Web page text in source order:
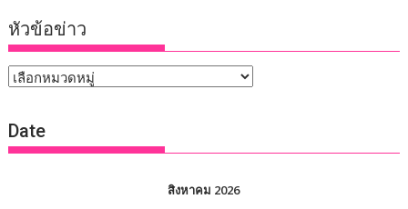
หัวข้อข่าว
หัวข้อ
Date
สิงหาคม 2026